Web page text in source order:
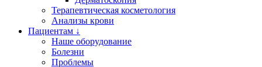
Терапевтическая косметология
Анализы крови
Пациентам ↓
Наше оборудование
Болезни
Проблемы